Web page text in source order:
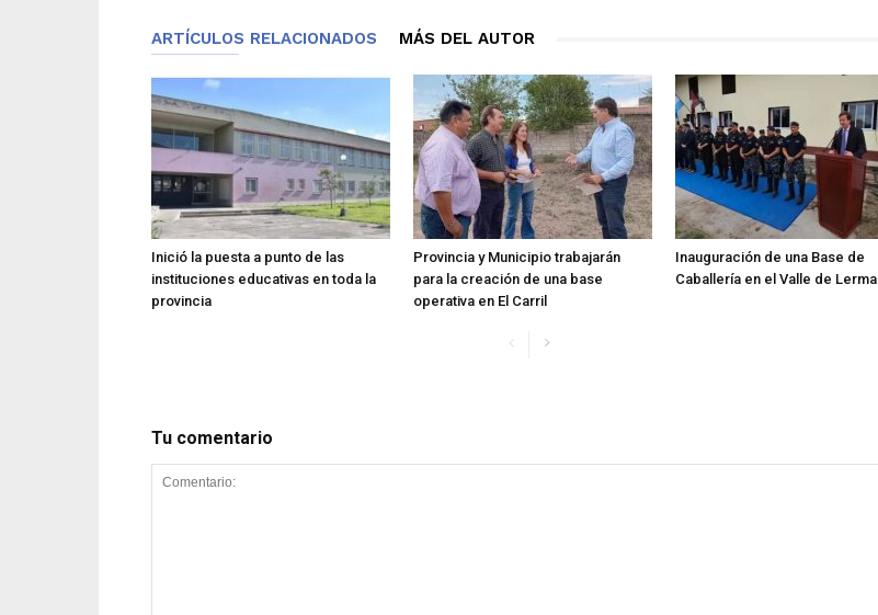
ARTÍCULOS RELACIONADOS MÁS DEL AUTOR
Inició la puesta a punto de las
instituciones educativas en toda la
provincia
Provincia y Municipio trabajarán
para la creación de una base
operativa en El Carril
Inauguración de una Base de
Caballería en el Valle de Lerma
Tu comentario